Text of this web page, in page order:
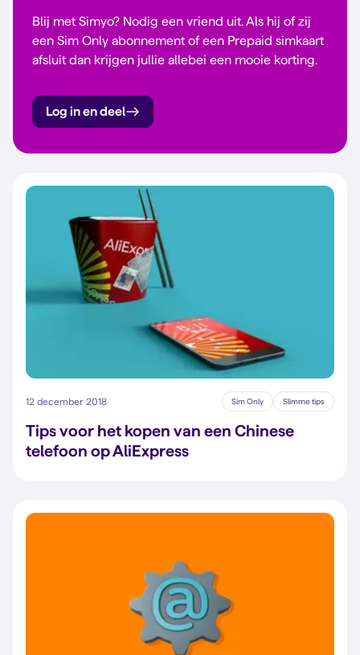
Blij met Simyo? Nodig een vriend uit. Als hij of zij
een Sim Only abonnement of een Prepaid simkaart
afsluit dan krijgen jullie allebei een mooie korting.
Log in en deel
12 december 2018 Sim Only Slimme tips
Tips voor het kopen van een Chinese
telefoon op AliExpress